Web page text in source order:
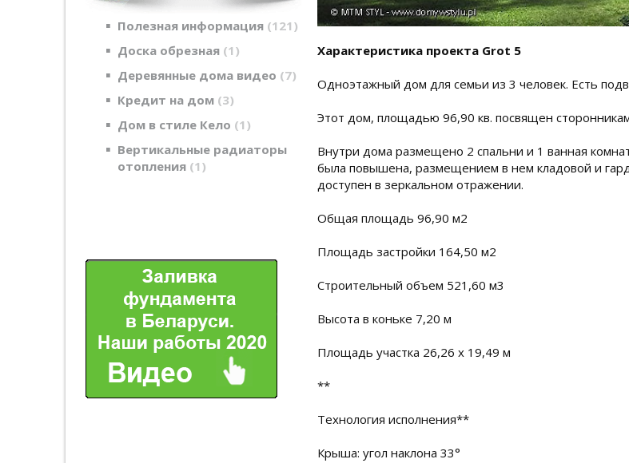
Полезная информация 121
Доска обрезная 1
Деревянные дома видео 7
Кредит на дом 3
Дом в стиле Кело 1
Вертикальные радиаторы
отопления 1
Характеристика проекта Grot 5
Одноэтажный дом для семьи из 3 человек. Есть
Этот дом, площадью 96,90 кв. посвящен
Внутри дома размещено 2 спальни и 1 ванная
была повышена, размещением в нем кладовой и
доступен в зеркальном отражении.
Общая площадь 96,90 м2
Площадь застройки 164,50 м2
Строительный объем 521,60 м3
Высота в коньке 7,20 м
Площадь участка 26,26 x 19,49 м
**
Технология исполнения**
Крыша: угол наклона 33°